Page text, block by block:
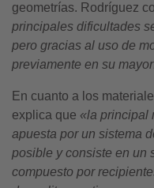
geometrías. Rodríguez
principales dificultades
pero gracias al uso de
previamente en su
En cuanto a los
explica que «la principal
apuesta por un sistema
posible y consiste en un
compuesto por